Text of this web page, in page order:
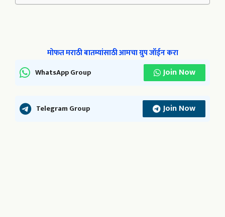
मोफत मराठी बातम्यांसाठी आमचा ग्रुप जॉईन करा
WhatsApp Group Join Now
Telegram Group Join Now